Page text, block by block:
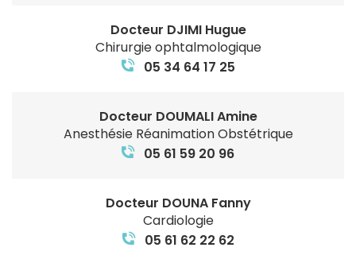
Docteur DJIMI Hugue
Chirurgie ophtalmologique
05 34 64 17 25
Docteur DOUMALI Amine
Anesthésie Réanimation Obstétrique
05 61 59 20 96
Docteur DOUNA Fanny
Cardiologie
05 61 62 22 62